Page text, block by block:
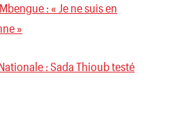
: « Je ne suis en
»
: Sada Thioub testé